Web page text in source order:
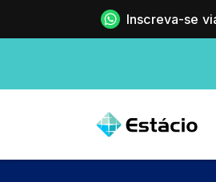
Inscreva-se